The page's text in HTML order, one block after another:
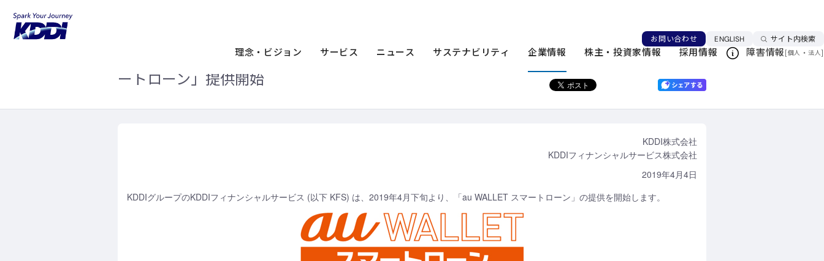
お問い合わせ ENGLISH言語を切り替える
サイト内検索
理念・ビジョン サービス ニュース サステナビリティ 企業情報 株主・投資家情報 採用情報 障害情報[個人 ・ 法人]
スマホで手続き完結、1万円から借入可能な「au WALLET スマ
ートローン」提供開始
ニュースリリース一覧
KDDI株式会社
KDDIフィナンシャルサービス株式会社
2019年4月4日
KDDIグループのKDDIフィナンシャルサービス (以下 KFS) は、2019年4月下旬より、「au WALLET スマートローン」の提供を開始します。